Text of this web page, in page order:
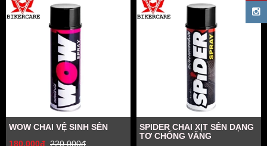
WOW CHAI VỆ SINH SÊN
180,000đ 220,000đ
SPIDER CHAI XỊT SÊN DẠNG
TƠ CHỐNG VĂNG